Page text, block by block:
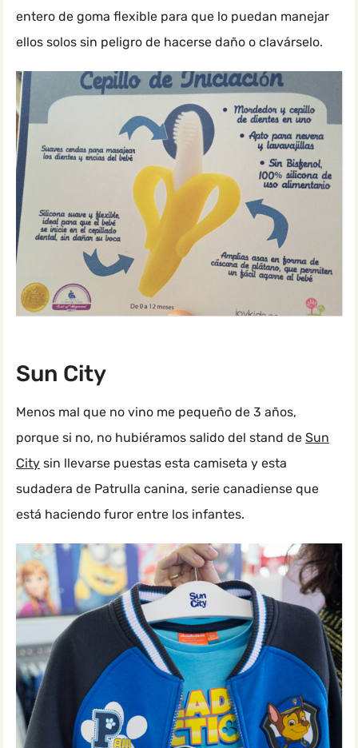
entero de goma flexible para que lo puedan manejar
ellos solos sin peligro de hacerse daño o clavárselo.
Sun City
Menos mal que no vino me pequeño de 3 años,
porque si no, no hubiéramos salido del stand de Sun
City sin llevarse puestas esta camiseta y esta
sudadera de Patrulla canina, serie canadiense que
está haciendo furor entre los infantes.